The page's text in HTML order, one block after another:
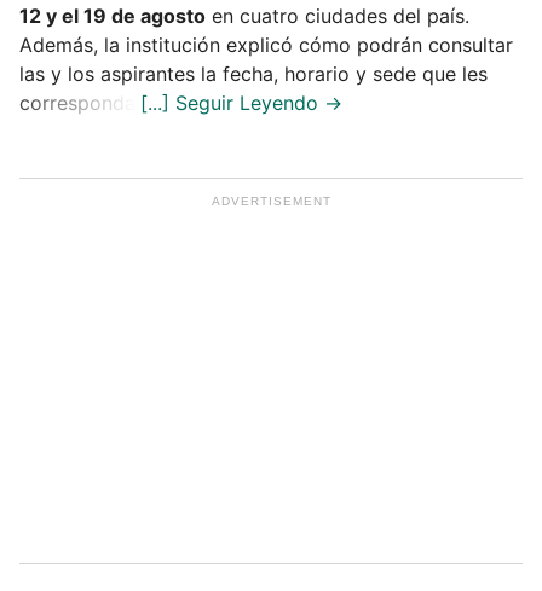
12 y el 19 de agosto en cuatro ciudades del país.
Además, la institución explicó cómo podrán consultar
las y los aspirantes la fecha, horario y sede que les
corresponda.